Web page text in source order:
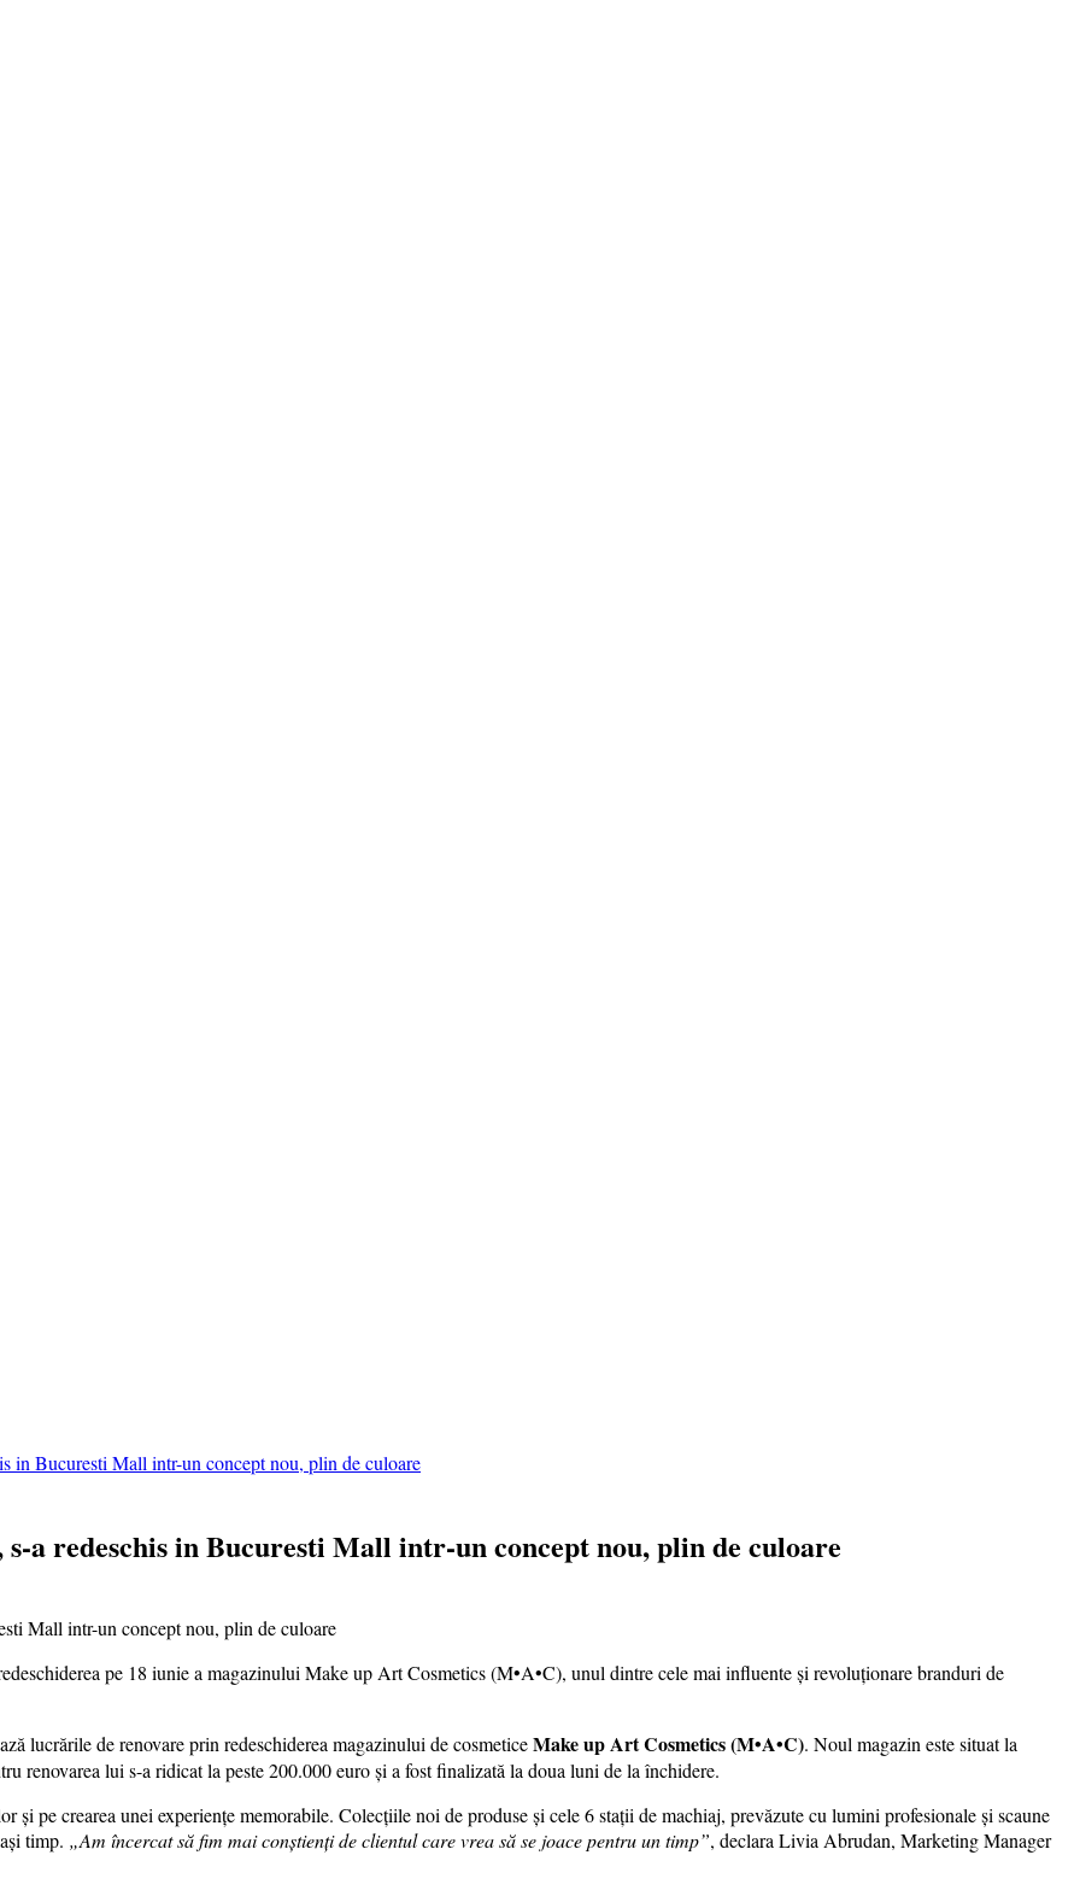
incaltaminte, coafuri, tunsori, desene de colorat, poze cu modele de manichiuri!❤️
in Bucuresti Mall intr-un concept nou, plin de culoare
a redeschis in Bucuresti Mall intr-un concept nou, plin de culoare
pe 18 iunie a magazinului Make up Art Cosmetics (M•A•C), unul dintre cele mai influente și revoluționare branduri de
lucrările de renovare prin redeschiderea magazinului de cosmeticeMake up Art Cosmetics (M•A•C). Noul magazin este situat la
renovarea lui s-a ridicat la peste 200.000 euro și a fost finalizată la doua luni de la închidere.
și pe crearea unei experiențe memorabile. Colecțiile noi de produse și cele 6 stații de machiaj, prevăzute cu lumini profesionale și scaune
timp. „Am încercat să fim mai conștienți de clientul care vrea să se joace pentru un timp”, declara Livia Abrudan, Marketing Manager